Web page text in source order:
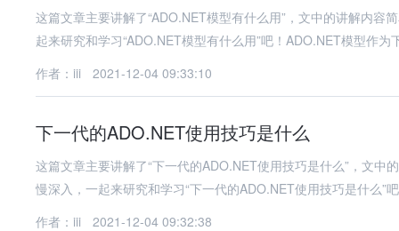
这篇文章主要讲解了“ADO.NET模型有什么用”，文中的讲解内
起来研究和学习“ADO.NET模型有什么用”吧！ADO.NET模型作为
作者：iii
2021-12-04 09:33:10
下一代的ADO.NET使用技巧是什么
这篇文章主要讲解了“下一代的ADO.NET使用技巧是什么”，文
慢深入，一起来研究和学习“下一代的ADO.NET使用技巧是什么”
作者：iii
2021-12-04 09:32:38